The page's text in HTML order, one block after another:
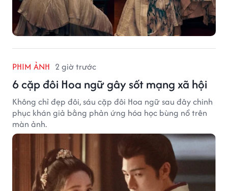
PHIM ẢNH 2 giờ trước
6 cặp đôi Hoa ngữ gây sốt mạng xã hội
Không chỉ đẹp đôi, sáu cặp đôi Hoa ngữ sau đây chinh
phục khán giả bằng phản ứng hóa học bùng nổ trên
màn ảnh.